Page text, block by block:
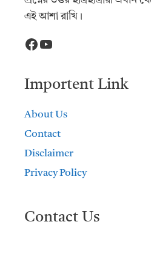
এই আশা রাখি।
Facebook
YouTube
Importent Link
About Us
Contact
Disclaimer
Privacy Policy
Contact Us